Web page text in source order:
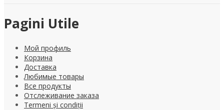
Pagini Utile
Мой профиль
Корзина
Доставка
Любимые товары
Все продукты
Отслеживание заказа
Termeni și condiții